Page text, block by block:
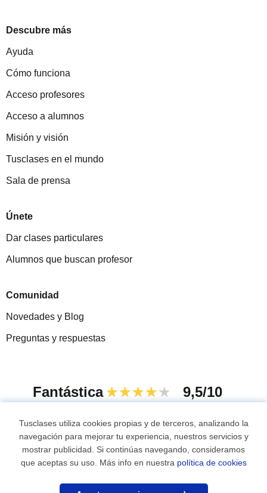
Descubre más
Ayuda
Cómo funciona
Acceso profesores
Acceso a alumnos
Misión y visión
Tusclases en el mundo
Sala de prensa
Únete
Dar clases particulares
Alumnos que buscan profesor
Comunidad
Novedades y Blog
Preguntas y respuestas
Fantástica ★★★★★ 9,5/10
© 2007 - 2026 Tusclases.com.uy
Mapa web:Profesores particulares
Tusclases utiliza cookies propias y de terceros, analizando la
navegación para mejorar tu experiencia, nuestros servicios y
mostrar publicidad. Si continúas navegando, consideramos
que aceptas su uso. Más info en nuestra política de cookies